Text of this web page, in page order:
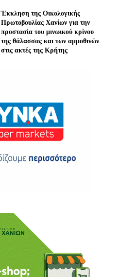
Έκκληση της Οικολογικής
Πρωτοβουλίας Χανίων για την
προστασία του μινωικού κρίνου
της θάλασσας και των αμμοθινών
στις ακτές της Κρήτης